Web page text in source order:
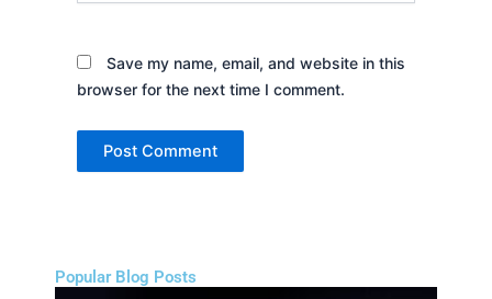
Save my name, email, and website in this
browser for the next time I comment.
Popular Blog Posts